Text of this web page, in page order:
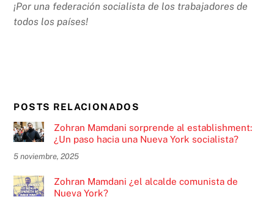
¡Por una federación socialista de los trabajadores de
todos los países!
POSTS RELACIONADOS
Zohran Mamdani sorprende al establishment:
¿Un paso hacia una Nueva York socialista?
5 noviembre, 2025
Zohran Mamdani ¿el alcalde comunista de
Nueva York?